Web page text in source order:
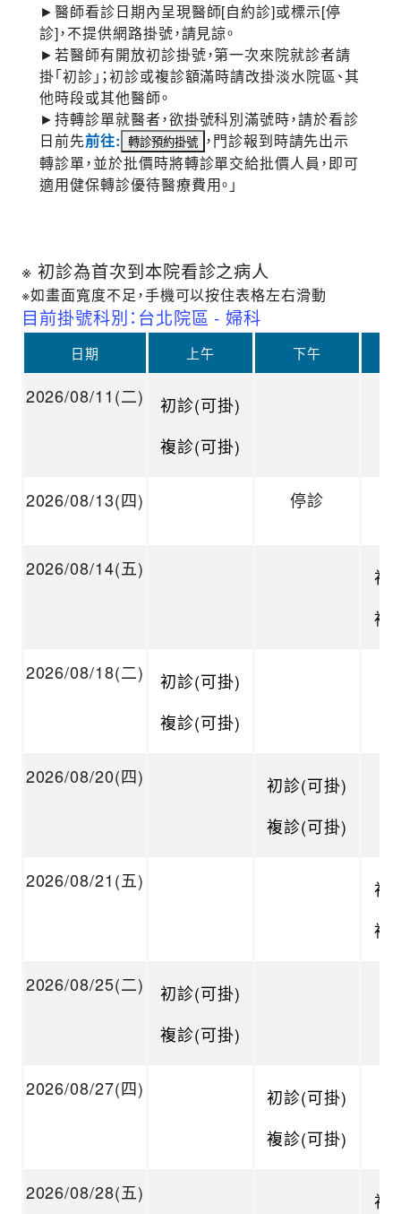
►醫師看診日期內呈現醫師[自約診]或標示[停
診]，不提供網路掛號，請見諒。
►若醫師有開放初診掛號，第一次來院就診者請
掛「初診」；初診或複診額滿時請改掛淡水院區、其
他時段或其他醫師。
►持轉診單就醫者，欲掛號科別滿號時，請於看診
日前先前往:
，門診報到時請先出示
轉診單，並於批價時將轉診單交給批價人員，即可
適用健保轉診優待醫療費用。」
※ 初診為首次到本院看診之病人
※如畫面寬度不足，手機可以按住表格左右滑動
目前掛號科別：台北院區 - 婦科
日期 上午 下午
2026/08/11(二)
初診(可掛)
複診(可掛)
2026/08/13(四) 停診
2026/08/14(五)
初
複
2026/08/18(二)
初診(可掛)
複診(可掛)
2026/08/20(四)
初診(可掛)
複診(可掛)
2026/08/21(五)
初
複
2026/08/25(二)
初診(可掛)
複診(可掛)
2026/08/27(四)
初診(可掛)
複診(可掛)
2026/08/28(五)
初